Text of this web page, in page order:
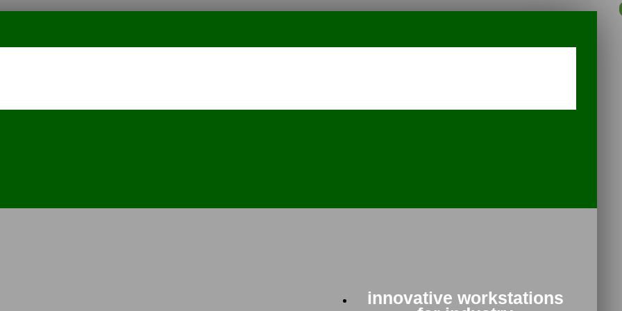
innovative workstations